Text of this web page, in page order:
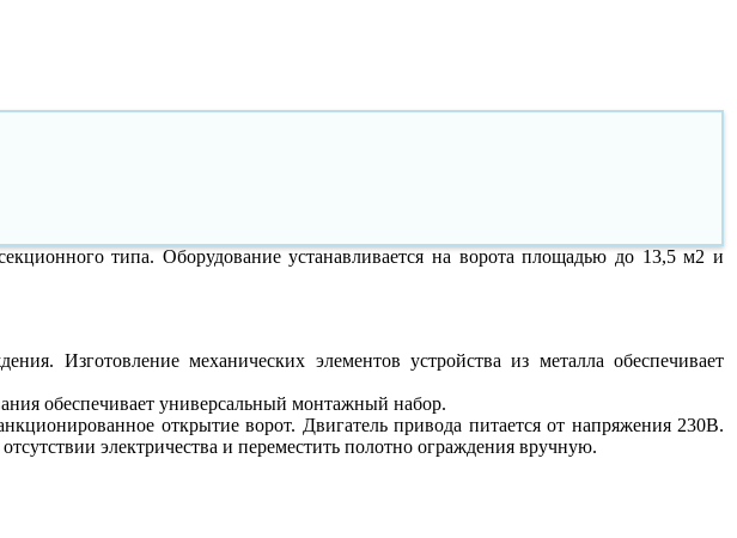
типа. Оборудование устанавливается на ворота площадью до 13,5 м2 и
Изготовление механических элементов устройства из металла обеспечивает
обеспечивает универсальный монтажный набор.
открытие ворот. Двигатель привода питается от напряжения 230В.
электричества и переместить полотно ограждения вручную.